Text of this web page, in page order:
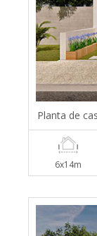
Planta de
6x14m